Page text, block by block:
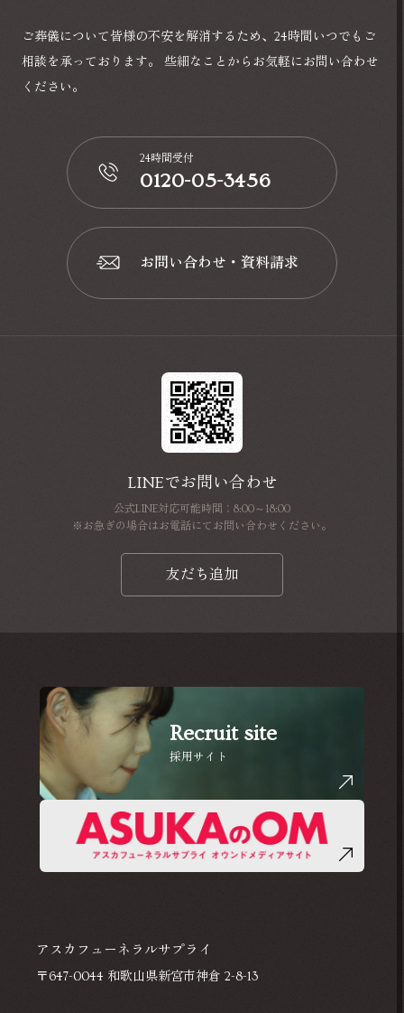
ご葬儀について皆様の不安を解消するため、24時間いつでもご
相談を承っております。
些細なことからお気軽にお問い合わせ
ください。
📞
24時間受付
0120-05-3456
📩
お問い合わせ・資料請求
LINEでお問い合わせ
公式LINE対応可能時間：8:00～18:00
※お急ぎの場合はお電話にてお問い合わせください。
友だち追加
アスカフューネラルサプライ
〒647-0044 和歌山県新宮市神倉 2-8-13
採用サイト
Recruit site